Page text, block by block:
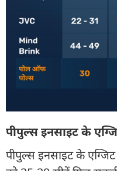
पीपुल्स इनसाइट के
पीपुल्स इनसाइट के